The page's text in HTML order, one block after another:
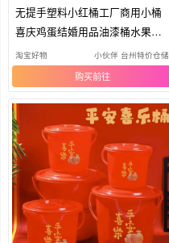
无提手塑料小红桶工厂商用小桶
喜庆鸡蛋结婚用品油漆桶水果篮
子
淘宝好物 小伙伴 台州特价仓储
购买